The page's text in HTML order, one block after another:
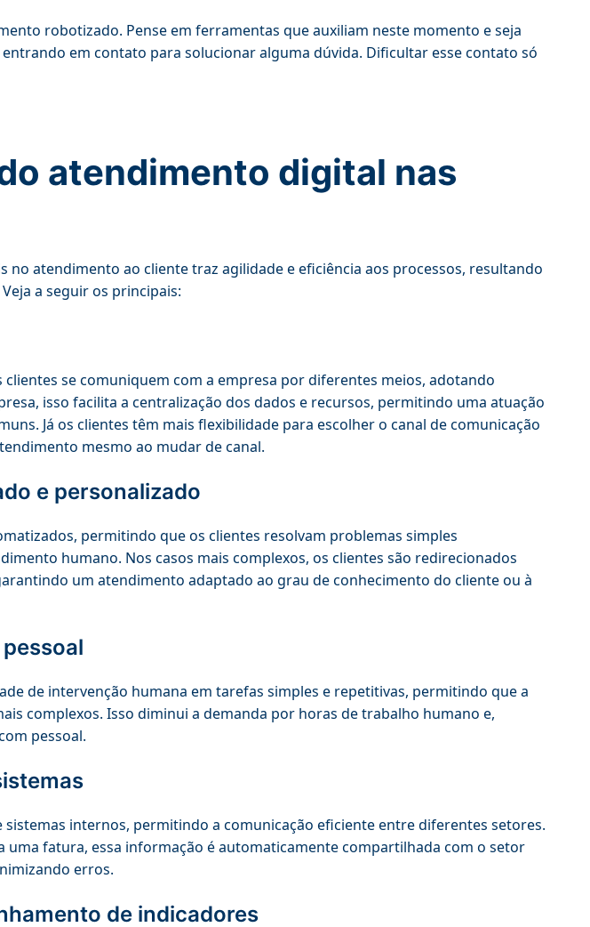
robotizado. Pense em ferramentas que auxiliam neste momento e seja
em contato para solucionar alguma dúvida. Dificultar esse contato só
atendimento digital nas
no atendimento ao cliente traz agilidade e eficiência aos processos, resultando
a seguir os principais:
se comuniquem com a empresa por diferentes meios, adotando
isso facilita a centralização dos dados e recursos, permitindo uma atuação
Já os clientes têm mais flexibilidade para escolher o canal de comunicação
mesmo ao mudar de canal.
e personalizado
permitindo que os clientes resolvam problemas simples
humano. Nos casos mais complexos, os clientes são redirecionados
um atendimento adaptado ao grau de conhecimento do cliente ou à
de intervenção humana em tarefas simples e repetitivas, permitindo que a
complexos. Isso diminui a demanda por horas de trabalho humano e,
pessoal.
internos, permitindo a comunicação eficiente entre diferentes setores.
uma fatura, essa informação é automaticamente compartilhada com o setor
erros.
de indicadores